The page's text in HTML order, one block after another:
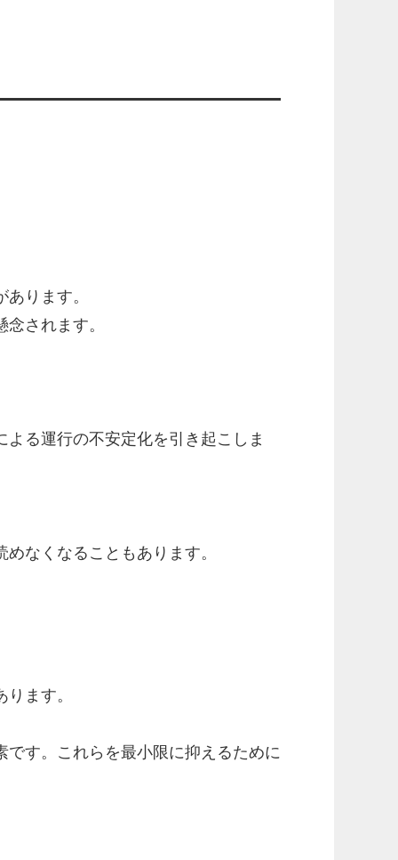
ります。
されます。
る運行の不安定化を引き起こしま
なくなることもあります。
ます。
す。これらを最小限に抑えるために